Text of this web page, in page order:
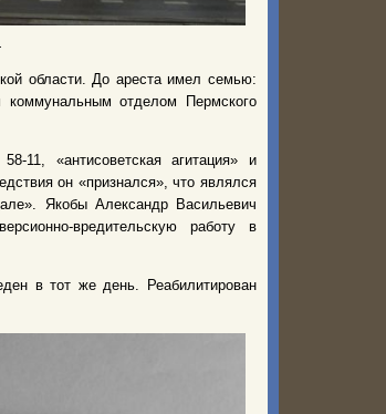
области. До ареста имел семью:
отделом Пермского
«антисоветская агитация» и
он «признался», что являлся
Якобы Александр Васильевич
вредительскую работу в
в тот же день. Реабилитирован